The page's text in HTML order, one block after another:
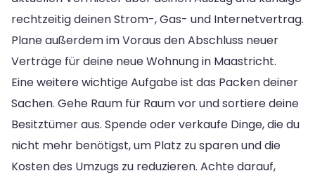
rechtzeitig deinen Strom-, Gas- und Internetvertrag.
Plane außerdem im Voraus den Abschluss neuer
Verträge für deine neue Wohnung in Maastricht.
Eine weitere wichtige Aufgabe ist das Packen deiner
Sachen. Gehe Raum für Raum vor und sortiere deine
Besitztümer aus. Spende oder verkaufe Dinge, die du
nicht mehr benötigst, um Platz zu sparen und die
Kosten des Umzugs zu reduzieren. Achte darauf,